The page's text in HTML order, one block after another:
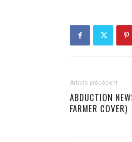
Article précédent
ABDUCTION
FARMER COVER)